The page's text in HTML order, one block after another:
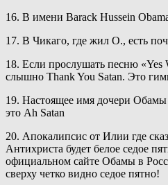
16. В имени Barack Hussein
17. В Чикаго, где жил О., есть
18. Если прослушать песню «Yes
слышно Thank You Satan. Это
19. Настоящее имя дочери
это Ah Satan
20. Апокалипсис от Илии где
Антихриста будет белое седое
официальном сайте Обамы в
сверху четко видно седое пятно!